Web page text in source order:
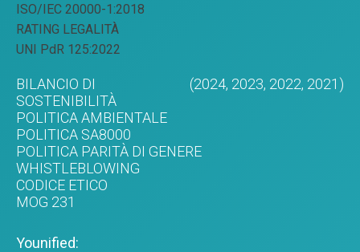
ISO/IEC 20000-1:2018
RATING LEGALITÀ
UNI PdR 125:2022
BILANCIO DI
SOSTENIBILITÀ
(2024, 2023, 2022, 2021)
POLITICA AMBIENTALE
POLITICA SA8000
POLITICA PARITÀ DI GENERE
WHISTLEBLOWING
CODICE ETICO
MOG 231
Younified: